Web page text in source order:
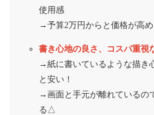
使用感
→予算2万円からと価格が高
書き心地の良さ、コスパ重視
→紙に書いているような描き
と安い！
→画面と手元が離れているの
る△